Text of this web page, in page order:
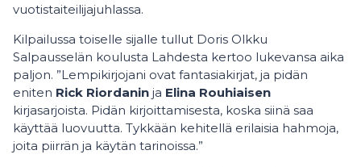
vuotistaiteilijajuhlassa.
Kilpailussa toiselle sijalle tullut Doris Olkku
Salpausselän koulusta Lahdesta kertoo lukevansa aika
paljon. ”Lempikirjojani ovat fantasiakirjat, ja pidän
eniten Rick Riordanin ja Elina Rouhiaisen
kirjasarjoista. Pidän kirjoittamisesta, koska siinä saa
käyttää luovuutta. Tykkään kehitellä erilaisia hahmoja,
joita piirrän ja käytän tarinoissa.”